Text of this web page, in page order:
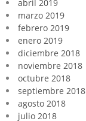
abril 2019
marzo 2019
febrero 2019
enero 2019
diciembre 2018
noviembre 2018
octubre 2018
septiembre 2018
agosto 2018
julio 2018